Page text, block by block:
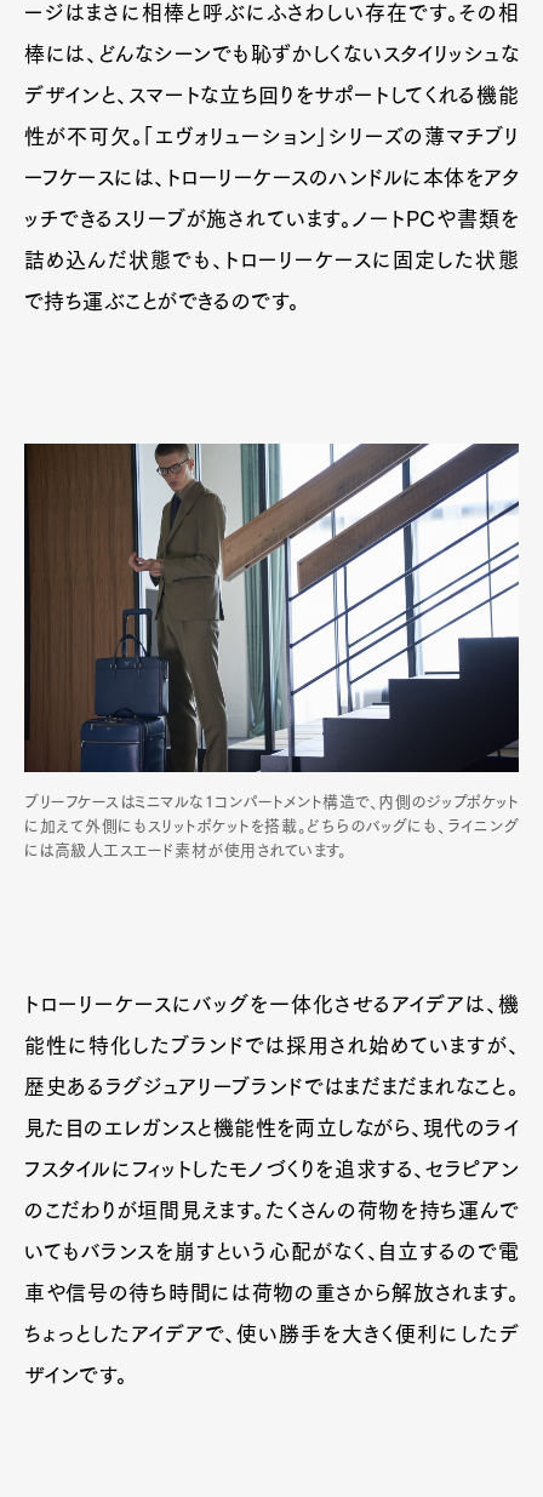
ージはまさに相棒と呼ぶにふさわしい存在です。その相
棒には、どんなシーンでも恥ずかしくないスタイリッシュな
デザインと、スマートな立ち回りをサポートしてくれる機能
性が不可欠。「エヴォリューション」シリーズの薄マチブリ
ーフケースには、トローリーケースのハンドルに本体をアタ
ッチできるスリーブが施されています。ノートPCや書類を
詰め込んだ状態でも、トローリーケースに固定した状態
で持ち運ぶことができるのです。
ブリーフケースはミニマルな1コンパートメント構造で、内側のジップポケット
に加えて外側にもスリットポケットを搭載。どちらのバッグにも、ライニング
には高級人工スエード素材が使用されています。
トローリーケースにバッグを一体化させるアイデアは、機
能性に特化したブランドでは採用され始めていますが、
歴史あるラグジュアリーブランドではまだまだまれなこと。
見た目のエレガンスと機能性を両立しながら、現代のライ
フスタイルにフィットしたモノづくりを追求する、セラピアン
のこだわりが垣間見えます。たくさんの荷物を持ち運んで
いてもバランスを崩すという心配がなく、自立するので電
車や信号の待ち時間には荷物の重さから解放されます。
ちょっとしたアイデアで、使い勝手を大きく便利にしたデ
ザインです。